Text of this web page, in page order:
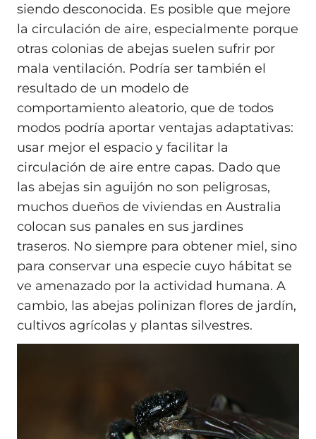
siendo desconocida. Es posible que mejore
la circulación de aire, especialmente porque
otras colonias de abejas suelen sufrir por
mala ventilación. Podría ser también el
resultado de un modelo de
comportamiento aleatorio, que de todos
modos podría aportar ventajas adaptativas:
usar mejor el espacio y facilitar la
circulación de aire entre capas. Dado que
las abejas sin aguijón no son peligrosas,
muchos dueños de viviendas en Australia
colocan sus panales en sus jardines
traseros. No siempre para obtener miel, sino
para conservar una especie cuyo hábitat se
ve amenazado por la actividad humana. A
cambio, las abejas polinizan flores de jardín,
cultivos agrícolas y plantas silvestres.